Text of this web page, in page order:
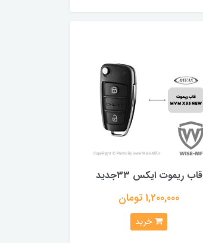
قاب ریموت ایکس ۳۳جدید
1,200,000 تومان
خرید